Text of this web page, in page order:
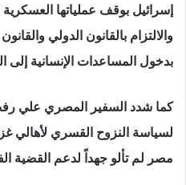
إسرائيل بوقف عملياتها
والالتزام بالقانون الدولي
بدخول المساعدات الإنسانية إلى
كما شدد السفير المصري علي
لسياسة النزوح القسري لأهالي
مصر لم تألو جهداً لدعم القضية